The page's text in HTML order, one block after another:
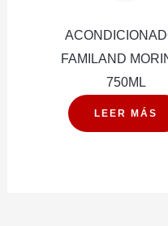
FAMILAND
750ML
LEER MÁS